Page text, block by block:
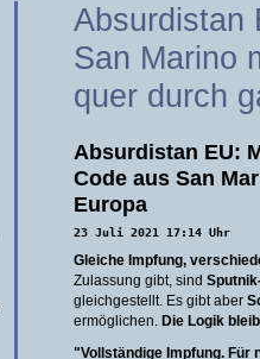
Absurdistan
San Marino
quer durch
Absurdistan EU:
Code aus San
Europa
23 Juli 2021 17:14 Uhr
Gleiche Impfung,
Zulassung gibt, sind
gleichgestellt. Es gibt aber
ermöglichen. Die Logik
"Vollständige Impfung. Für